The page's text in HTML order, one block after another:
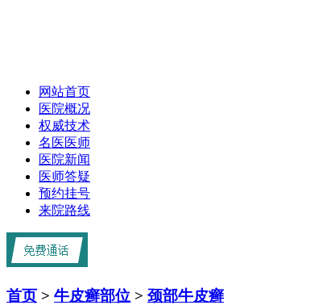
网站首页
医院概况
权威技术
名医医师
医院新闻
医师答疑
预约挂号
来院路线
首页 > 牛皮癣部位 > 颈部牛皮癣